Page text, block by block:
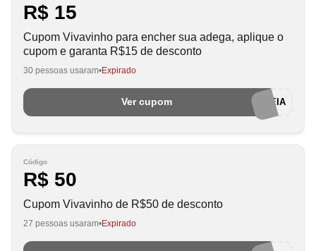
R$ 15
Cupom Vivavinho para encher sua adega, aplique o
cupom e garanta R$15 de desconto
30 pessoas usaram Expirado
Ver cupom ADEGACHEIA
Código
R$ 50
Cupom Vivavinho de R$50 de desconto
27 pessoas usaram Expirado